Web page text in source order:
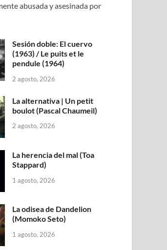
abusada y asesinada por
Sesión doble: El cuervo
(1963) / Le puits et le
pendule (1964)
2 agosto, 2026
La alternativa | Un petit
boulot (Pascal Chaumeil)
2 agosto, 2026
La herencia del mal (Toa
Stappard)
1 agosto, 2026
La odisea de Dandelion
(Momoko Seto)
1 agosto, 2026